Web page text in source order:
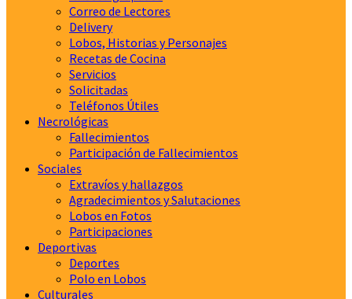
Correo de Lectores
Delivery
Lobos, Historias y Personajes
Recetas de Cocina
Servicios
Solicitadas
Teléfonos Útiles
Necrológicas
Fallecimientos
Participación de Fallecimientos
Sociales
Extravíos y hallazgos
Agradecimientos y Salutaciones
Lobos en Fotos
Participaciones
Deportivas
Deportes
Polo en Lobos
Culturales